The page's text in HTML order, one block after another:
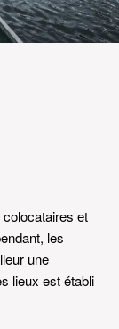
et
les
une
lieux est établi